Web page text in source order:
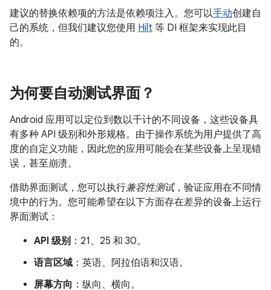
建议的替换依赖项的方法是依赖项注入。您可以手动创建自
己的系统，但我们建议您使用 Hilt 等 DI 框架来实现此目
的。
为何要自动测试界面？
Android 应用可以定位到数以千计的不同设备，这些设备具
有多种 API 级别和外形规格。由于操作系统为用户提供了高
度的自定义功能，因此您的应用可能会在某些设备上呈现错
误，甚至崩溃。
借助界面测试，您可以执行兼容性测试，验证应用在不同情
境中的行为。您可能希望在以下方面存在差异的设备上运行
界面测试：
API 级别 ：21、25 和 30。
语言区域 ：英语、阿拉伯语和汉语。
屏幕方向 ：纵向、横向。